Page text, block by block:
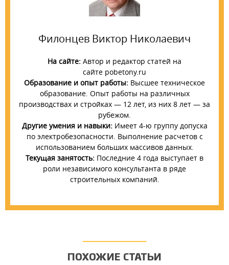
Филонцев Виктор Николаевич
На сайте: Автор и редактор статей на
сайте pobetony.ru
Образование и опыт работы: Высшее техническое
образование. Опыт работы на различных
производствах и стройках — 12 лет, из них 8 лет — за
рубежом.
Другие умения и навыки:Имеет 4-ю группу допуска
по электробезопасности. Выполнение расчетов с
использованием больших массивов данных.
Текущая занятость: Последние 4 года выступает в
роли независимого консультанта в ряде
строительных компаний.
ПОХОЖИЕ СТАТЬИ